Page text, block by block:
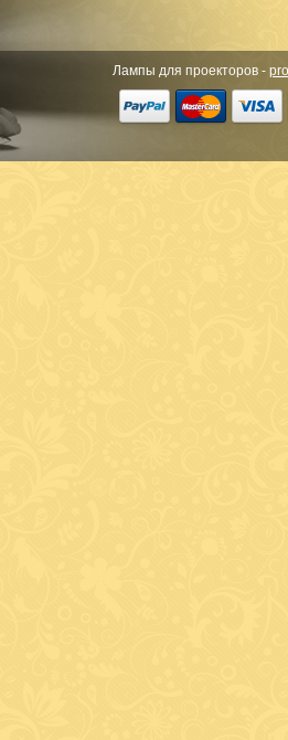
Лампы для проекторов -